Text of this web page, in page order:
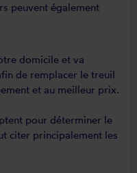
peuvent également
domicile et va
de remplacer le treuil
et au meilleur prix.
pour déterminer le
citer principalement les